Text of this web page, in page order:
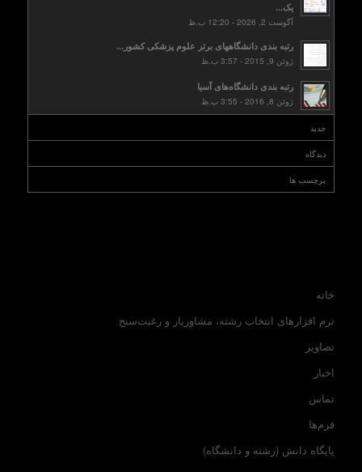
یک...
آگوست 2, 2026 - 12:20 ب.ظ
رتبه بندی دانشگاههای برتر علوم پزشکی کشور...
ژوئن 9, 2015 - 3:57 ب.ظ
رتبه بندی دانشگاه‌های آسیا
ژوئن 8, 2016 - 3:55 ب.ظ
جدید
دیدگاه
برچسب ها
خانه
نرم افزارهای انتخاب رشته، مشاوریار و رغبت‌سنج
تصاویر
اخبار
تماس
فرم‌ها
پایگاه دانش (رشته و دانشگاه)